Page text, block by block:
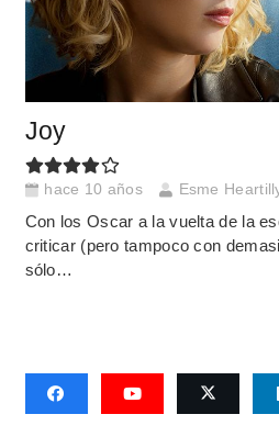
Joy
hace 10 años Esme
Con los Oscar a la vuelta de la
criticar (pero tampoco con
sólo…